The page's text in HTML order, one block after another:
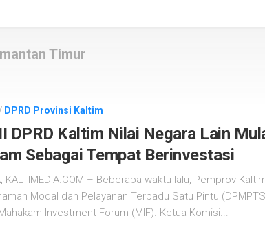
Timur
DPRD Provinsi Kaltim
DPRD Kaltim Nilai Negara Lain
Sebagai Tempat Berinvestasi
KALTIMEDIA.COM – Beberapa waktu lalu, Pemprov
Modal dan Pelayanan Terpadu Satu Pintu
Investment Forum (MIF). Ketua Komisi...